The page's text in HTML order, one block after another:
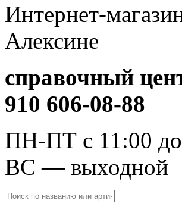
Интернет-
Алексине
справочный
910 606-08-88
ПН-ПТ с 11:00
ВС — выходной